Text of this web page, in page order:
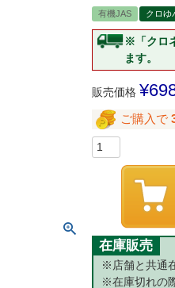
有機JAS クロゆ
※「クロ
ます。
販売価格 ¥
ご購入で
在庫販売
※店舗と共通
※在庫切れの